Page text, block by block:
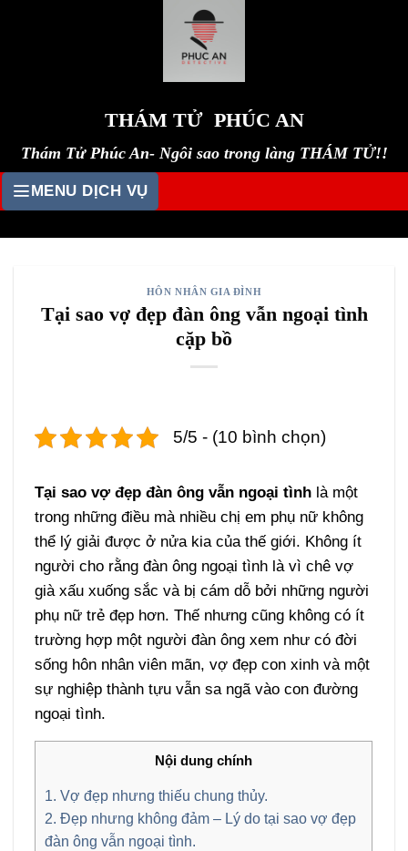
THÁM TỬ PHÚC AN
Thám Tử Phúc An- Ngôi sao trong làng THÁM TỬ!!
MENU DỊCH VỤ
HÔN NHÂN GIA ĐÌNH
Tại sao vợ đẹp đàn ông vẫn ngoại tình
cặp bồ
5/5 - (10 bình chọn)
Tại sao vợ đẹp đàn ông vẫn ngoại tình là một
trong những điều mà nhiều chị em phụ nữ không
thể lý giải được ở nửa kia của thế giới. Không ít
người cho rằng đàn ông ngoại tình là vì chê vợ
già xấu xuống sắc và bị cám dỗ bởi những người
phụ nữ trẻ đẹp hơn. Thế nhưng cũng không có ít
trường hợp một người đàn ông xem như có đời
sống hôn nhân viên mãn, vợ đẹp con xinh và một
sự nghiệp thành tựu vẫn sa ngã vào con đường
ngoại tình.
Nội dung chính
1. Vợ đẹp nhưng thiếu chung thủy.
2. Đẹp nhưng không đảm – Lý do tại sao vợ đẹp
đàn ông vẫn ngoại tình.